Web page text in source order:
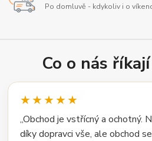
Po domluvě - kdykoliv i o
Co o nás
★★★★★
„Obchod je vstřícný a ochotný.
díky dopravci vše, ale obchod